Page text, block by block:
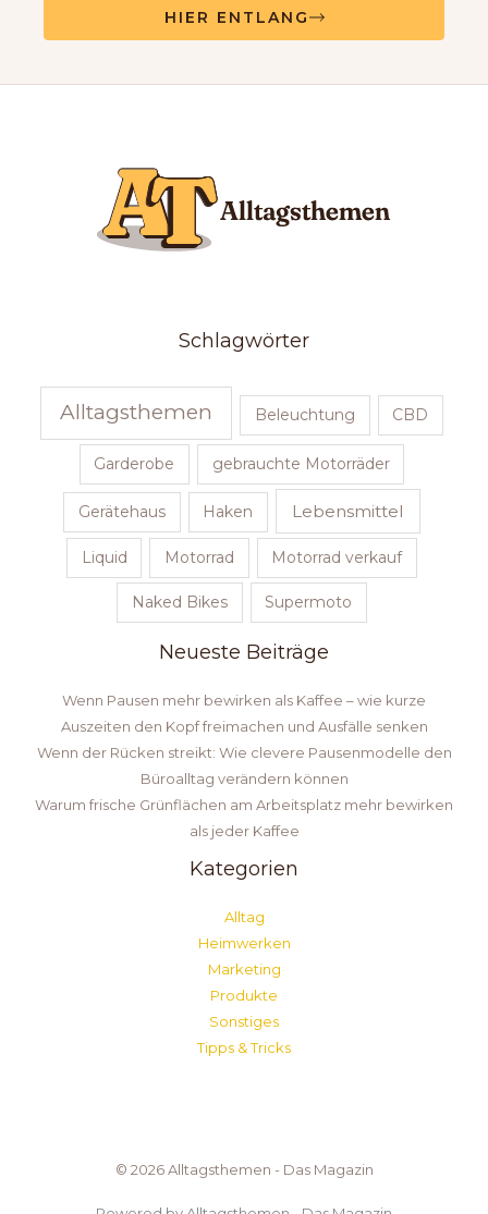
HIER ENTLANG
Schlagwörter
Alltagsthemen Beleuchtung CBD
Garderobe gebrauchte Motorräder
Gerätehaus Haken Lebensmittel
Liquid Motorrad Motorrad verkauf
Naked Bikes Supermoto
Neueste Beiträge
Wenn Pausen mehr bewirken als Kaffee – wie kurze
Auszeiten den Kopf freimachen und Ausfälle senken
Wenn der Rücken streikt: Wie clevere Pausenmodelle den
Büroalltag verändern können
Warum frische Grünflächen am Arbeitsplatz mehr bewirken
als jeder Kaffee
Kategorien
Alltag
Heimwerken
Marketing
Produkte
Sonstiges
Tipps & Tricks
© 2026 Alltagsthemen - Das Magazin